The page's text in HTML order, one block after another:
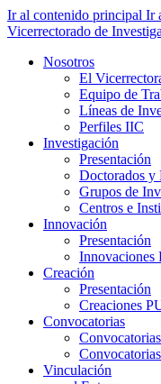
Ir al contenido principal Ir
Vicerrectorado de
Nosotros
El
Equipo de
Líneas de
Perfiles IIC
Investigación
Presentación
Doctorados y
Grupos de
Centros e
Innovación
Presentación
Innovaciones
Creación
Presentación
Creaciones
Convocatorias
Vinculación